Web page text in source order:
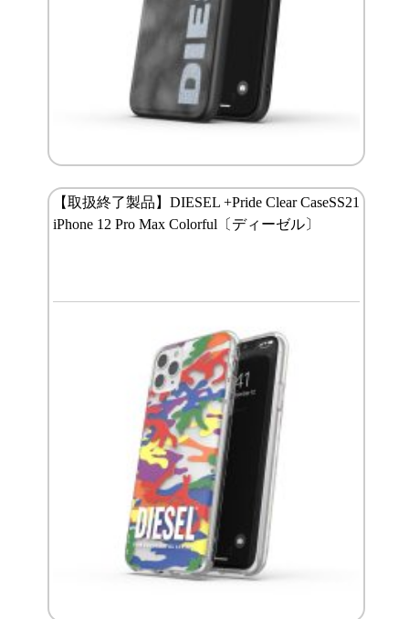
【取扱終了製品】DIESEL +Pride Clear CaseSS21
iPhone 12 Pro Max Colorful〔ディーゼル〕